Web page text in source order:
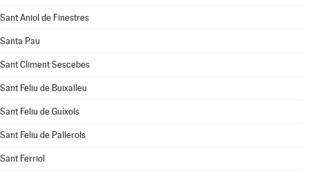
Sant Aniol de Finestres
Santa Pau
Sant Climent Sescebes
Sant Feliu de Buixalleu
Sant Feliu de Guíxols
Sant Feliu de Pallerols
Sant Ferriol